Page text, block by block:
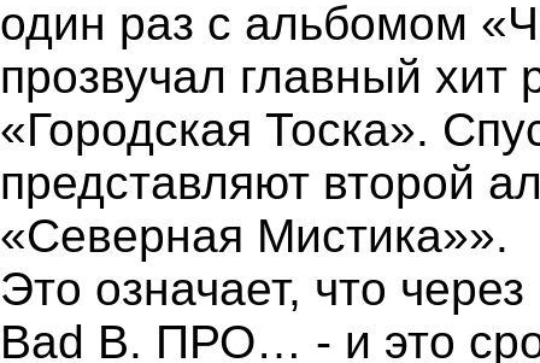
один раз с альбомом
прозвучал главный хит
«Городская Тоска».
представляют второй
«Северная Мистика»».
Это означает, что
Bad B. ПРО… - и это